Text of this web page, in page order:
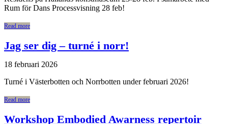
Rum för Dans Processvisning 28 feb!
Read more
Jag ser dig – turné i norr!
18 februari 2026
Turné i Västerbotten och Norrbotten under februari 2026!
Read more
Workshop Embodied Awarness repertoir